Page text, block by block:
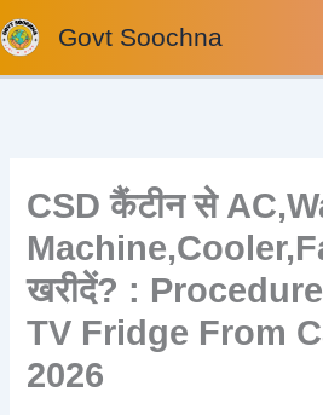
to
content
Govt Soochna
CSD कैंटीन से
खरीदें? :
TV Fridge From
2026